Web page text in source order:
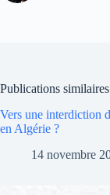
Publications similaires
Vers une interdiction
en Algérie ?
14 novembre